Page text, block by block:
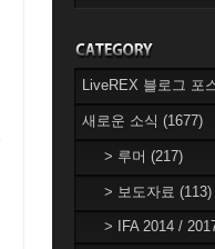
LiveREX 블로그 포
새로운 소식 (1677)
> 루머 (217)
> 보도자료 (113)
> IFA 2014 /